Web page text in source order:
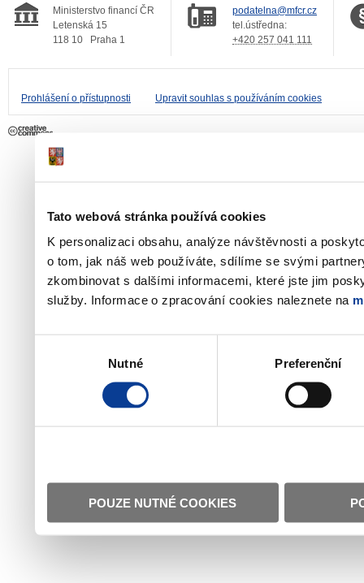
Tato webová stránka používá cookies
K personalizaci obsahu, analýze návštěvnosti a
o tom, jak náš web používáte, sdílíme se svými
zkombinovat s dalšími informacemi, které jste jim
služby. Informace o zpracování cookies naleznete na
Nutné Preferenční
POUZE NUTNÉ COOKIES
Ministerstvo financí ČR
Letenská 15
118 10
Praha 1
podatelna@mfcr.cz
tel.ústředna:
+420 257 041 111
Prohlášení o přístupnosti Upravit souhlas s používáním cookies